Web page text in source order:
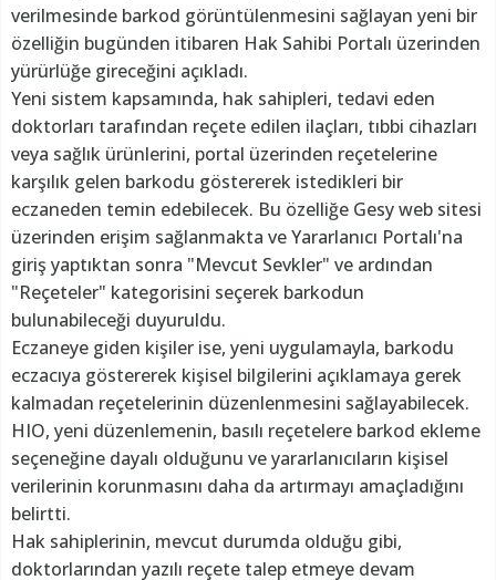
verilmesinde barkod görüntülenmesini sağlayan yeni bir
özelliğin bugünden itibaren Hak Sahibi Portalı üzerinden
yürürlüğe gireceğini açıkladı.
Yeni sistem kapsamında, hak sahipleri, tedavi eden
doktorları tarafından reçete edilen ilaçları, tıbbi cihazları
veya sağlık ürünlerini, portal üzerinden reçetelerine
karşılık gelen barkodu göstererek istedikleri bir
eczaneden temin edebilecek. Bu özelliğe Gesy web sitesi
üzerinden erişim sağlanmakta ve Yararlanıcı Portalı'na
giriş yaptıktan sonra "Mevcut Sevkler" ve ardından
"Reçeteler" kategorisini seçerek barkodun
bulunabileceği duyuruldu.
Eczaneye giden kişiler ise, yeni uygulamayla, barkodu
eczacıya göstererek kişisel bilgilerini açıklamaya gerek
kalmadan reçetelerinin düzenlenmesini sağlayabilecek.
HIO, yeni düzenlemenin, basılı reçetelere barkod ekleme
seçeneğine dayalı olduğunu ve yararlanıcıların kişisel
verilerinin korunmasını daha da artırmayı amaçladığını
belirtti.
Hak sahiplerinin, mevcut durumda olduğu gibi,
doktorlarından yazılı reçete talep etmeye devam